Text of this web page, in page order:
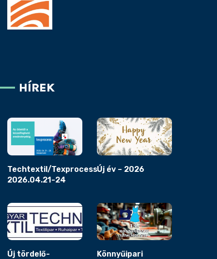
HÍREK
Techtextil/Texprocess
2026.04.21-24
Új év – 2026
Új tördelő-
Könnyűipari